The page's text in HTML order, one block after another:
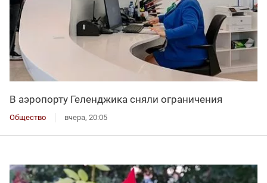
В аэропорту Геленджика сняли ограничения
Общество вчера, 20:05